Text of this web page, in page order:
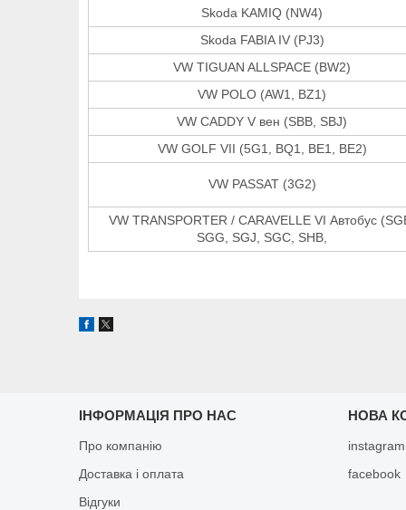
Skoda KAMIQ (NW4)
Skoda FABIA IV (PJ3)
VW TIGUAN ALLSPACE (BW2)
VW POLO (AW1, BZ1)
VW CADDY V вен (SBB, SBJ)
VW GOLF VII (5G1, BQ1, BE1, BE2)
VW PASSAT (3G2)
VW TRANSPORTER / CARAVELLE VI Автобус
SGG, SGJ, SGC, SHB,
ІНФОРМАЦІЯ ПРО НАС
Про компанію
Доставка і оплата
Відгуки
НОВА
instagram
facebook